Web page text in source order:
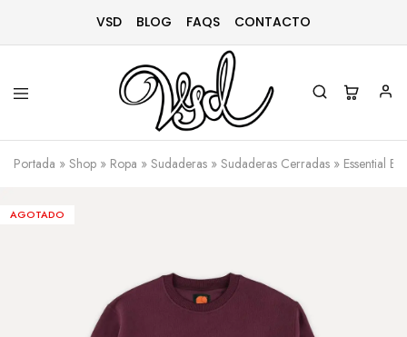
VSD BLOG FAQS CONTACTO
Vsd
Ropa
y
complementos
Portada » Shop » Ropa » Sudaderas » Sudaderas Cerradas » Essential
AGOTADO